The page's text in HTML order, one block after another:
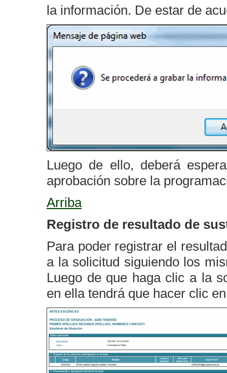
la información. De estar de
Luego de ello, deberá
aprobación sobre la
Arriba
Registro de resultado de
Para poder registrar el
a la solicitud siguiendo los
Luego de que haga clic a la
en ella tendrá que hacer clic